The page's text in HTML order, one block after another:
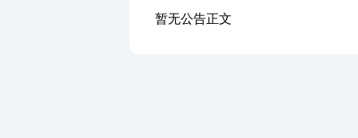
暂无公告正文